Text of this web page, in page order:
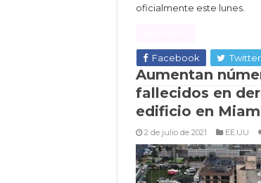
oficialmente este lunes.
Facebook Twitter
Aumentan
fallecidos en
edificio en
2 de julio de 2021 EE.UU